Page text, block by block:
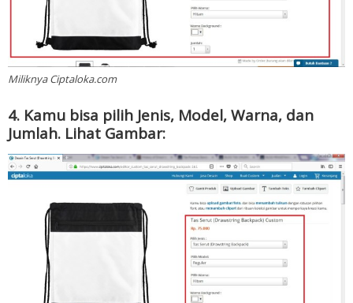
Miliknya Ciptaloka.com
4. Kamu bisa pilih Jenis, Model, Warna, dan
Jumlah. Lihat Gambar: